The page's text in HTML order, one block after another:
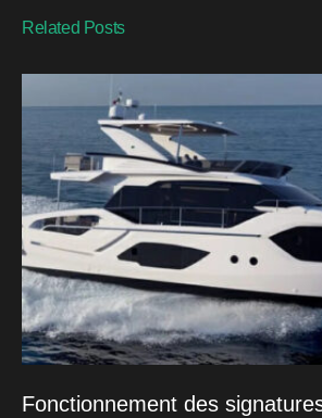
Related Posts
Fonctionnement des